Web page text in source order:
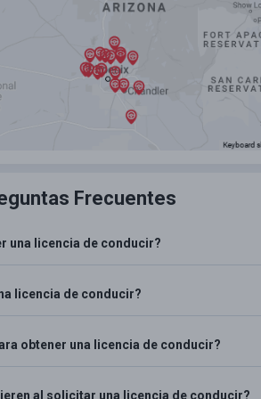
Frecuentes
una licencia de conducir?
licencia de conducir?
obtener una licencia de conducir?
al solicitar una licencia de conducir?